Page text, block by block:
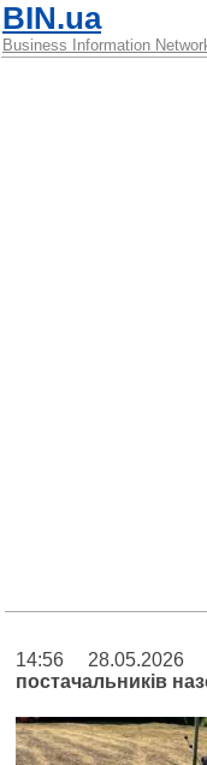
BIN.ua
Business Information
14:56
постачальників